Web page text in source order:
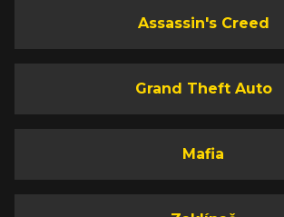
Assassin's Creed
Grand Theft Auto
Mafia